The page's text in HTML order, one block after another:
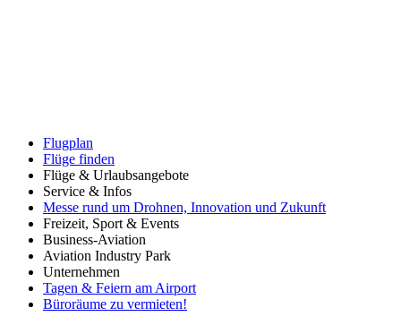
Flugplan
Flüge finden
Flüge & Urlaubsangebote
Service & Infos
Messe rund um Drohnen, Innovation und Zukunft
Freizeit, Sport & Events
Business-Aviation
Aviation Industry Park
Unternehmen
Tagen & Feiern am Airport
Büroräume zu vermieten!